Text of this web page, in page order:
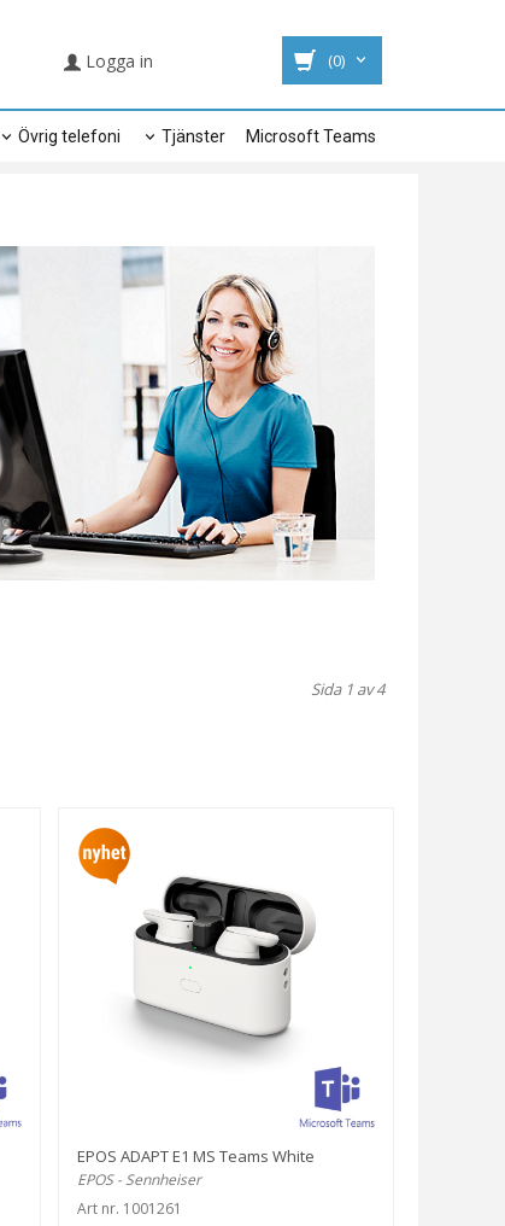
Logga in (0)
Övrig telefoni Tjänster Microsoft Teams
Sida 1 av 4
EPOS ADAPT E1 MS Teams White
EPOS - Sennheiser
Art nr. 1001261